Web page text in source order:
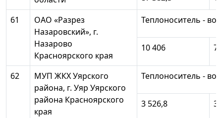
61
ОАО «Разрез
Назаровский», г.
Назарово
Красноярского края
Теплоноситель -
10 406 7
62
МУП ЖКХ Уярского
района, г. Уяр Уярского
района Красноярского
края
Теплоноситель -
3 526,8 3